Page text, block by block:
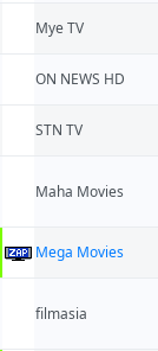
Mye TV
ON NEWS HD
STN TV
Maha Movies
Mega Movies
filmasia